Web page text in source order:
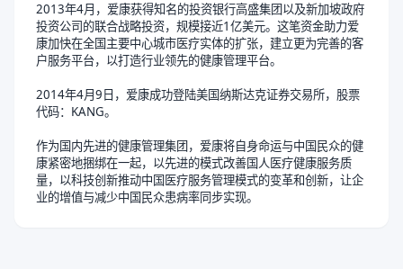
2013年4月，爱康获得知名的投资银行高盛集团以及新加坡政府
投资公司的联合战略投资，规模接近1亿美元。这笔资金助力爱
康加快在全国主要中心城市医疗实体的扩张，建立更为完善的客
户服务平台，以打造行业领先的健康管理平台。
2014年4月9日，爱康成功登陆美国纳斯达克证券交易所，股票
代码：KANG。
作为国内先进的健康管理集团，爱康将自身命运与中国民众的健
康紧密地捆绑在一起，以先进的模式改善国人医疗健康服务质
量，以科技创新推动中国医疗服务管理模式的变革和创新，让企
业的增值与减少中国民众患病率同步实现。